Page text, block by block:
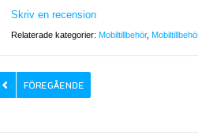
Skriv en recension
Relaterade kategorier: Mobiltillbehör,